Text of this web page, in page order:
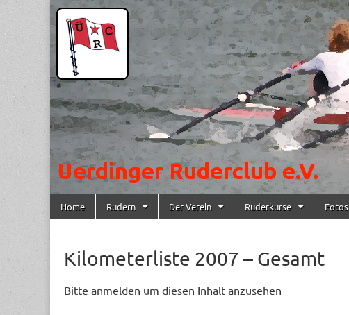
Uerdinger
Ruderclub
e.V.
Rudern in
Krefeld-
Uerdingen
Main menu
Home Rudern Der Verein Ruderkurse Fotos
Kilometerliste 2007 – Gesamt
Bitte anmelden um diesen Inhalt anzusehen